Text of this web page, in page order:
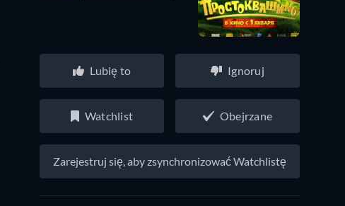
Lubię to Ignoruj
Watchlist Obejrzane
Zarejestruj się, aby zsynchronizować Watchlistę